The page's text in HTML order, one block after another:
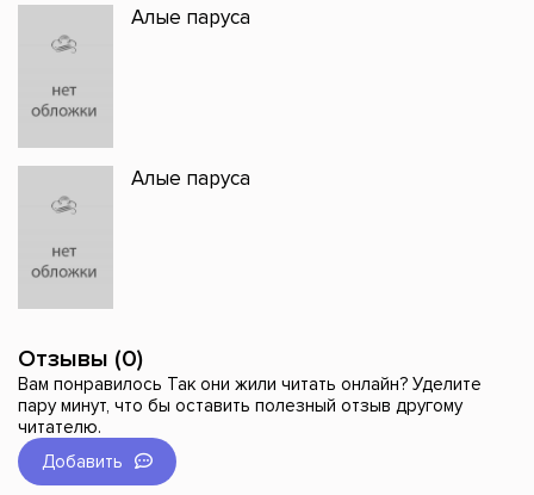
Алые паруса
Алые паруса
Отзывы (0)
Вам понравилось Так они жили читать онлайн? Уделите
пару минут, что бы оставить полезный отзыв другому
читателю.
Добавить